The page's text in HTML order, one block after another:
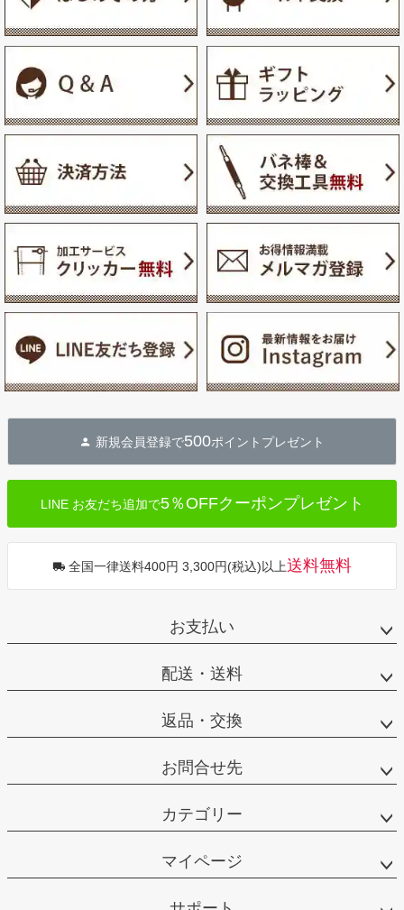
新規会員登録で500ポイントプレゼント
LINE お友だち追加で5％OFFクーポンプレゼント
全国一律送料400円 3,300円(税込)以上送料無料
お支払い
配送・送料
返品・交換
お問合せ先
カテゴリー
マイページ